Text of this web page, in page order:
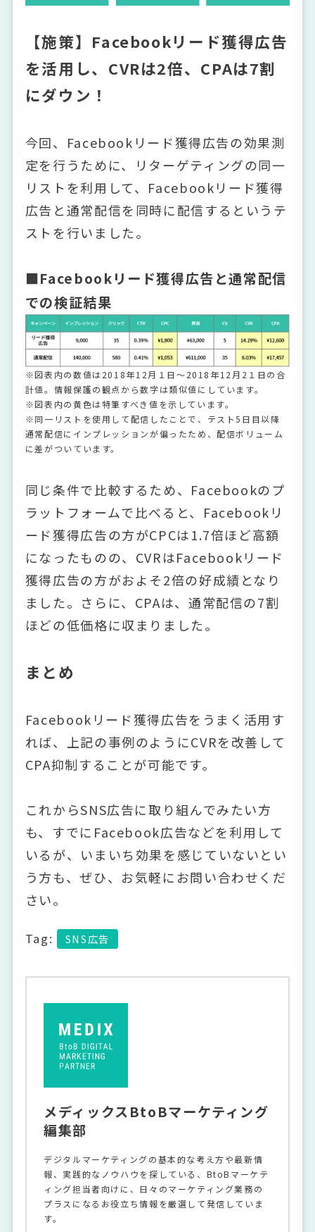
【施策】Facebookリード獲得広告
を活用し、CVRは2倍、CPAは7割
にダウン！
今回、Facebookリード獲得広告の効果測
定を行うために、リターゲティングの同一
リストを利用して、Facebookリード獲得
広告と通常配信を同時に配信するというテ
ストを行いました。
■Facebookリード獲得広告と通常配信
での検証結果
※図表内の数値は2018年12月１日～2018年12月2１日の合
計値。情報保護の観点から数字は類似値にしています。
※図表内の黄色は特筆すべき値を示しています。
※同一リストを使用して配信したことで、テスト5日目以降
通常配信にインプレッションが偏ったため、配信ボリューム
に差がついています。
同じ条件で比較するため、Facebookのプ
ラットフォームで比べると、Facebookリ
ード獲得広告の方がCPCは1.7倍ほど高額
になったものの、CVRはFacebookリード
獲得広告の方がおよそ2倍の好成績となり
ました。さらに、CPAは、通常配信の7割
ほどの低価格に収まりました。
まとめ
Facebookリード獲得広告をうまく活用す
れば、上記の事例のようにCVRを改善して
CPA抑制することが可能です。
これからSNS広告に取り組んでみたい方
も、すでにFacebook広告などを利用して
いるが、いまいち効果を感じていないとい
う方も、ぜひ、お気軽にお問い合わせくだ
さい。
Tag: SNS広告
メディックスBtoBマーケティング
編集部
デジタルマーケティングの基本的な考え方や最新情
報、実践的なノウハウを探している、BtoBマーケテ
ィング担当者向けに、日々のマーケティング業務の
プラスになるお役立ち情報を厳選して発信していま
す。